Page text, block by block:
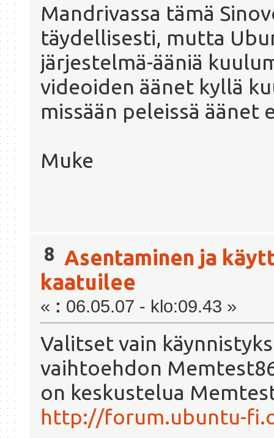
Mandrivassa tämä
täydellisesti, mutta
järjestelmä-ääniä
videoiden äänet kyllä
missään peleissä äänet
Muke
8 Asentaminen ja
kaatuilee
« : 06.05.07 - klo:09.43 »
Valitset vain
vaihtoehdon
on keskustelua
http://forum.ubuntu-